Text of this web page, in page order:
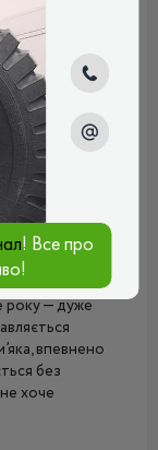
хід у будь-
Здатність
зі схилу – це
поки що все
року — дуже
впевнено
без
хоче
! Все про